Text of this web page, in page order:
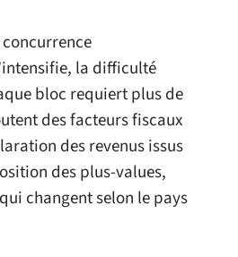
la difficulté
bloc requiert plus de
des facteurs fiscaux
des revenus issus
des plus-values,
changent selon le pays